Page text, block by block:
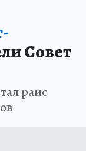
Совет
раис